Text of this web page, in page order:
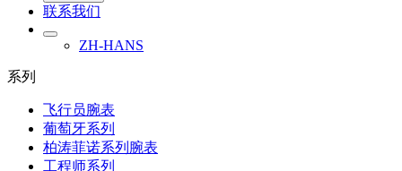
联系我们
ZH-HANS
系列
飞行员腕表
葡萄牙系列
柏涛菲诺系列腕表
工程师系列